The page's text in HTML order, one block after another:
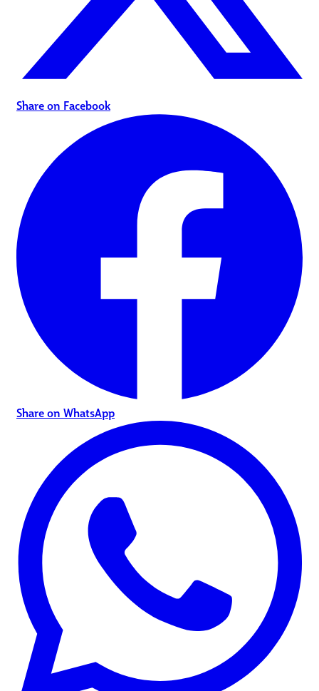
Share on Facebook
Share on WhatsApp